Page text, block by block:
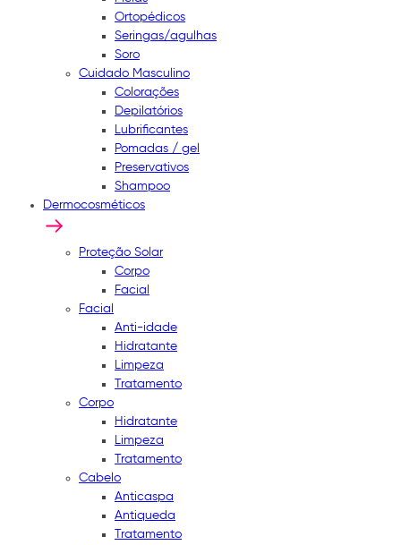
Ortopédicos
Seringas/agulhas
Soro
Cuidado Masculino
Colorações
Depilatórios
Lubrificantes
Pomadas / gel
Preservativos
Shampoo
Dermocosméticos
Proteção Solar
Corpo
Facial
Facial
Anti-idade
Hidratante
Limpeza
Tratamento
Corpo
Hidratante
Limpeza
Tratamento
Cabelo
Anticaspa
Antiqueda
Tratamento